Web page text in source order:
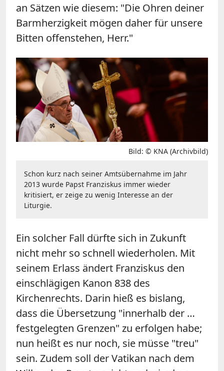
an Sätzen wie diesem: "Die Ohren deiner
Barmherzigkeit mögen daher für unsere
Bitten offenstehen, Herr."
Bild: © KNA (Archivbild)
Schon kurz nach seiner Amtsübernahme im Jahr
2013 wurde Papst Franziskus immer wieder
kritisiert, er zeige zu wenig Interesse an der
Liturgie.
Ein solcher Fall dürfte sich in Zukunft
nicht mehr so schnell wiederholen. Mit
seinem Erlass ändert Franziskus den
einschlägigen Kanon 838 des
Kirchenrechts. Darin hieß es bislang,
dass die Übersetzung "innerhalb der …
festgelegten Grenzen" zu erfolgen habe;
nun heißt es nur noch, sie müsse "treu"
sein. Zudem soll der Vatikan nach dem